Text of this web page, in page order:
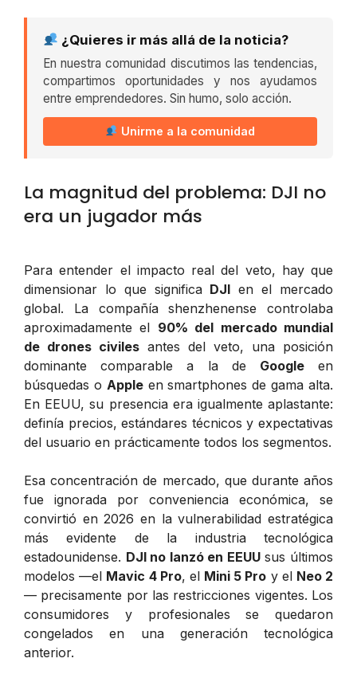
¿Quieres ir más allá de la noticia?
En nuestra comunidad discutimos las tendencias,
compartimos oportunidades y nos ayudamos
entre emprendedores. Sin humo, solo acción.
Unirme a la comunidad
La magnitud del problema: DJI no
era un jugador más
Para entender el impacto real del veto, hay que
dimensionar lo que significa DJI en el mercado
global. La compañía shenzhenense controlaba
aproximadamente el 90% del mercado mundial
de drones civiles antes del veto, una posición
dominante comparable a la de Googleen
búsquedas o Appleen smartphones de gama alta.
En EEUU, su presencia era igualmente aplastante:
definía precios, estándares técnicos y expectativas
del usuario en prácticamente todos los segmentos.
Esa concentración de mercado, que durante años
fue ignorada por conveniencia económica, se
convirtió en 2026 en la vulnerabilidad estratégica
más evidente de la industria tecnológica
estadounidense. DJI no lanzó en EEUUsus últimos
modelos —el Mavic 4 Pro, el Mini 5 Pro y el Neo 2
— precisamente por las restricciones vigentes. Los
consumidores y profesionales se quedaron
congelados en una generación tecnológica
anterior.